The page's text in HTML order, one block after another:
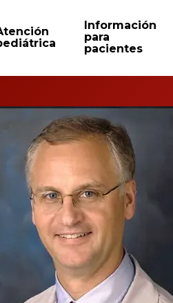
Información
para
pacientes